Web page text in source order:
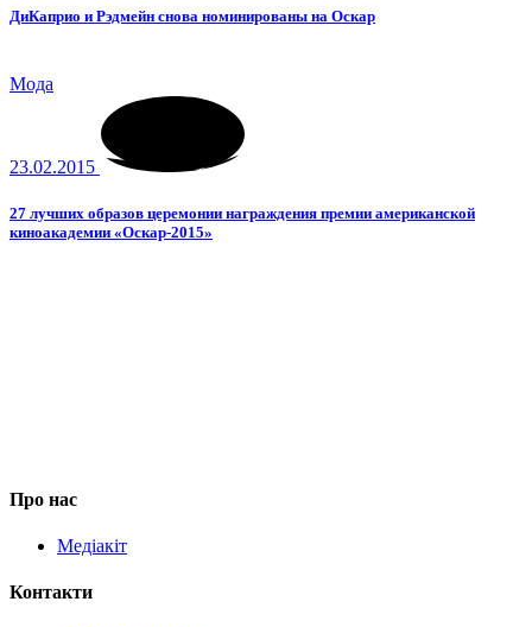
ДиКаприо и Рэдмейн снова номинированы на Оскар
Мода
23.02.2015
27 лучших образов церемонии награждения премии американской
киноакадемии «Оскар-2015»
Про нас
Медіакіт
Контакти